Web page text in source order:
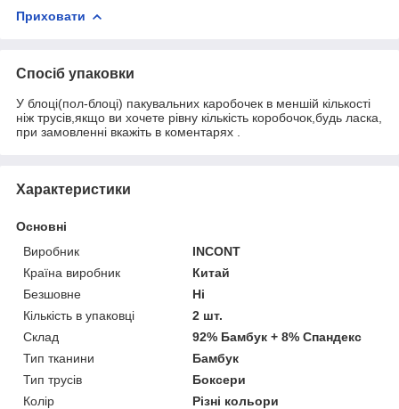
Приховати
Спосіб упаковки
У блоці(пол-блоці) пакувальних каробочек в меншій кількості
ніж трусів,якщо ви хочете рівну кількість коробочок,будь ласка,
при замовленні вкажіть в коментарях .
Характеристики
Основні
Виробник
INCONT
Країна виробник
Китай
Безшовне
Ні
Кількість в упаковці
2 шт.
Склад
92% Бамбук + 8% Спандекс
Тип тканини
Бамбук
Тип трусів
Боксери
Колір
Різні кольори